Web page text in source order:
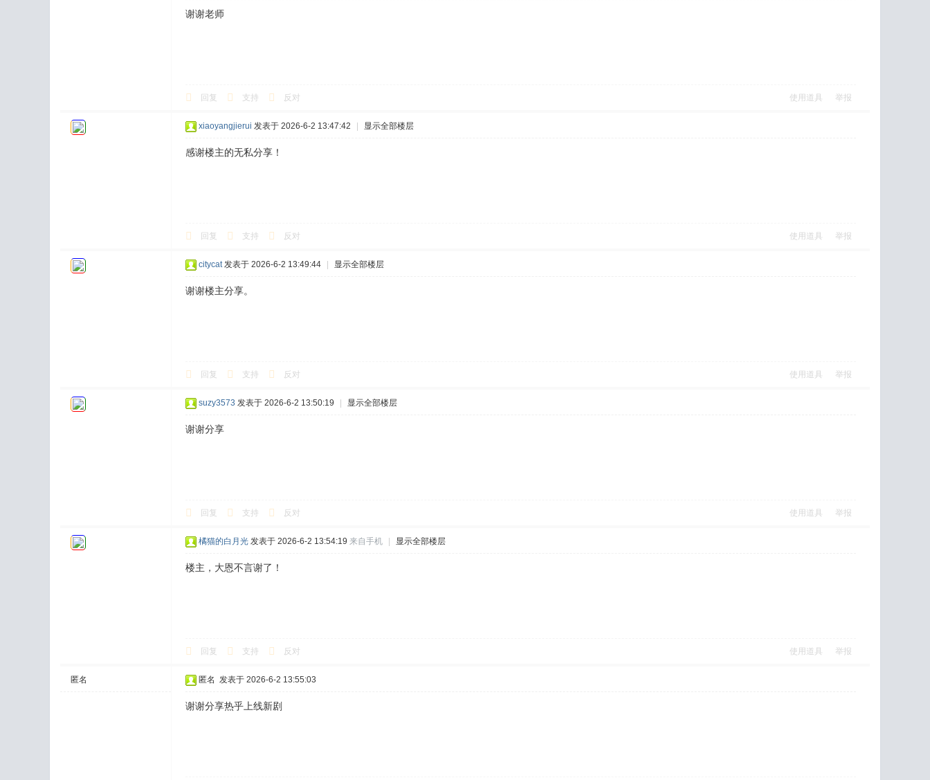
谢谢老师
回复 支持 反对 使用道具 举报
xiaoyangjierui 发表于 2026-6-2 13:47:42 显示全部楼层
感谢楼主的无私分享！
回复 支持 反对 使用道具 举报
citycat 发表于 2026-6-2 13:49:44 显示全部楼层
谢谢楼主分享。
回复 支持 反对 使用道具 举报
suzy3573 发表于 2026-6-2 13:50:19 显示全部楼层
谢谢分享
回复 支持 反对 使用道具 举报
橘猫的白月光 发表于 2026-6-2 13:54:19 来自手机 显示全部楼层
楼主，大恩不言谢了！
回复 支持 反对 使用道具 举报
匿名 匿名 发表于 2026-6-2 13:55:03
谢谢分享热乎上线新剧